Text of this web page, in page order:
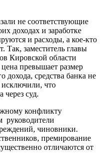
не соответствующие
доходах и заработке
и расходы, а кое-кто
Так, заместитель главы
Кировской области
превышает размер
дохода, средства банка не
исключили, что
через суд.
конфликту
руководители
чиновники.
премирование
отличаются от